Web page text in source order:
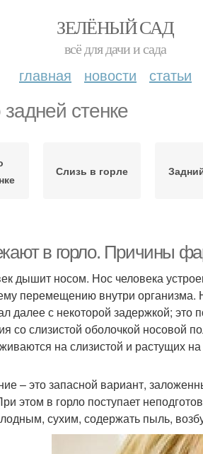
ЗЕЛЁНЫЙ САД
всё для дачи и сада
главная новости статьи
стенке
Слизь в горле
в горло. Причины
дышит носом. Нос человека
перемещению внутри
далее с некоторой задержкой; это
со слизистой оболочкой носовой
на слизистой и растущих
– это запасной вариант,
этом в горло поступает
сухим, содержать пыль,